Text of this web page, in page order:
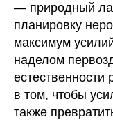
— природный
планировку
максимум
наделом
в том, чтобы
также